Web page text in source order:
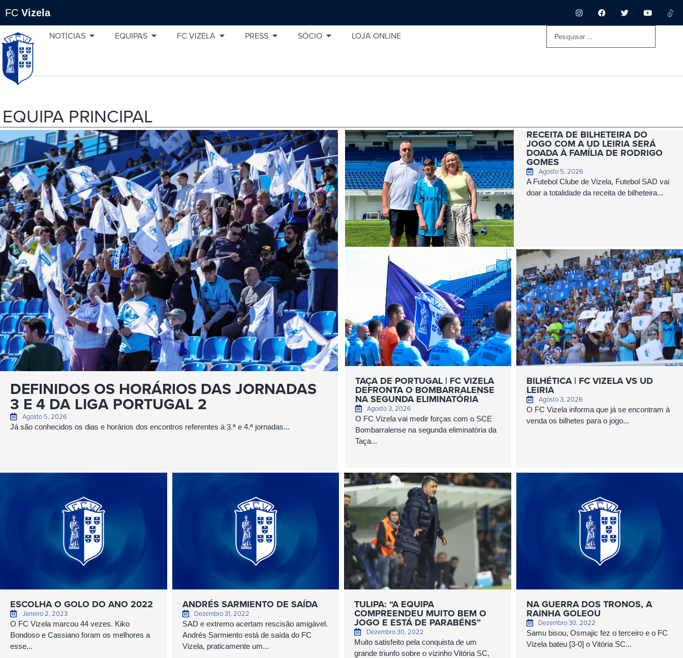
FC Vizela
NOTÍCIAS EQUIPAS FC VIZELA PRESS SÓCIO LOJA ONLINE
EQUIPA PRINCIPAL
DEFINIDOS OS HORÁRIOS DAS JORNADAS
3 E 4 DA LIGA PORTUGAL 2
Agosto 5, 2026
Já são conhecidos os dias e horários dos encontros referentes à 3.ª e 4.ª jornadas...
RECEITA DE BILHETEIRA DO
JOGO COM A UD LEIRIA SERÁ
DOADA À FAMÍLIA DE RODRIGO
GOMES
Agosto 5, 2026
A Futebol Clube de Vizela, Futebol SAD vai
doar a totalidade da receita de bilheteira...
TAÇA DE PORTUGAL | FC VIZELA
DEFRONTA O BOMBARRALENSE
NA SEGUNDA ELIMINATÓRIA
Agosto 3, 2026
O FC Vizela vai medir forças com o SCE
Bombarralense na segunda eliminatória da
Taça...
BILHÉTICA | FC VIZELA VS UD
LEIRIA
Agosto 3, 2026
O FC Vizela informa que já se encontram à
venda os bilhetes para o jogo...
ESCOLHA O GOLO DO ANO 2022
Janeiro 2, 2023
O FC Vizela marcou 44 vezes. Kiko
Bondoso e Cassiano foram os melhores a
esse...
ANDRÉS SARMIENTO DE SAÍDA
Dezembro 31, 2022
SAD e extremo acertam rescisão amigável.
Andrés Sarmiento está de saída do FC
Vizela, praticamente um...
TULIPA: “A EQUIPA
COMPREENDEU MUITO BEM O
JOGO E ESTÁ DE PARABÉNS”
Dezembro 30, 2022
Muito satisfeito pela conquista de um
grande triunfo sobre o vizinho Vitória SC,
NA GUERRA DOS TRONOS, A
RAINHA GOLEOU
Dezembro 30, 2022
Samu bisou, Osmajic fez o terceiro e o FC
Vizela bateu [3-0] o Vitória SC...